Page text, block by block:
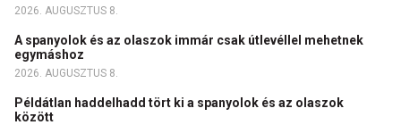
2026. AUGUSZTUS 8.
A spanyolok és az olaszok immár csak útlevéllel mehetnek
egymáshoz
2026. AUGUSZTUS 8.
Példátlan haddelhadd tört ki a spanyolok és az olaszok
között